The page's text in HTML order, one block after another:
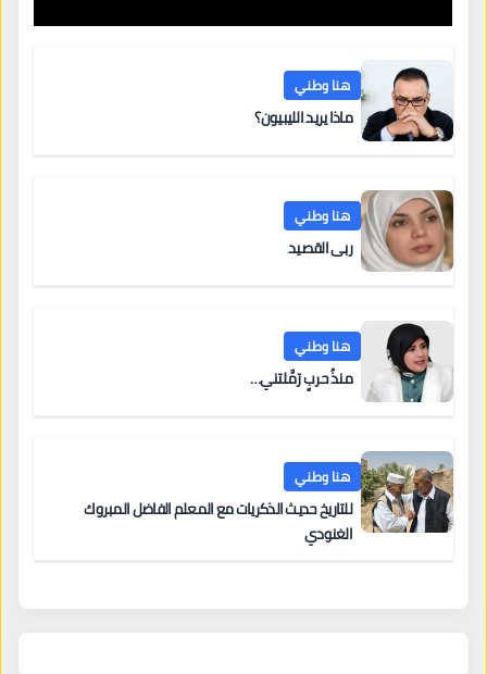
هنا وطني
ماذا يريد الليبيون؟
هنا وطني
ربى القصيد
هنا وطني
منذُ حربٍ رَمَّلتني…
هنا وطني
للتاريخ حديث الذكريات مع المعلم الفاضل المبروك
الغنودي